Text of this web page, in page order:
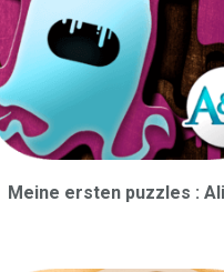
Meine ersten puzzles :